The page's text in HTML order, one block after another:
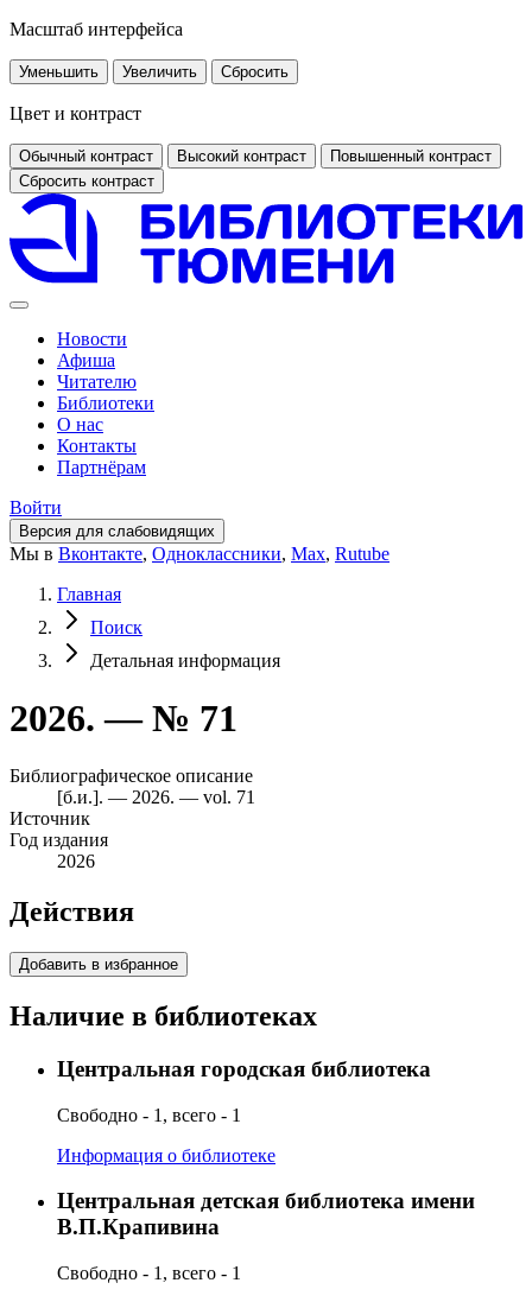
Масштаб интерфейса
Уменьшить Увеличить Сбросить
Цвет и контраст
Обычный контраст Высокий контраст
Повышенный контраст
Сбросить контраст
Новости
Афиша
Читателю
Библиотеки
О нас
Контакты
Партнёрам
Войти
Версия для слабовидящих
Мы в Вконтакте, Одноклассники, Max, Rutube
Главная
Поиск
Детальная информация
2026. — № 71
Библиографическое описание
[б.и.]. — 2026. — vol. 71
Источник
Год издания
2026
Действия
Добавить в избранное
Наличие в библиотеках
Центральная городская библиотека
Свободно - 1, всего - 1
Информация о библиотеке
Центральная детская библиотека имени
В.П.Крапивина
Свободно - 1, всего - 1